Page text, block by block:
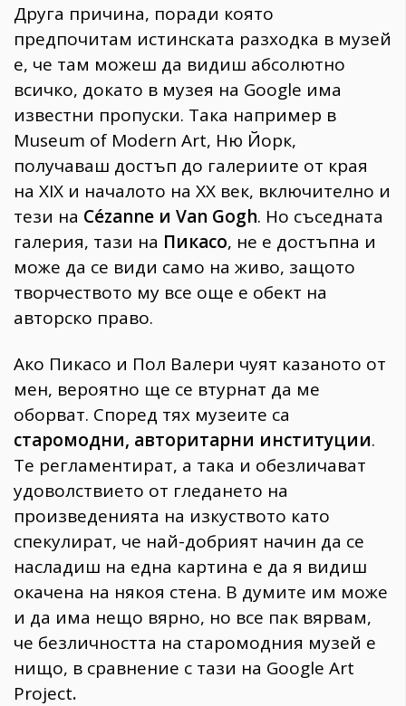
Друга причина, поради която
предпочитам истинската разходка в музей
е, че там можеш да видиш абсолютно
всичко, докато в музея на Google има
известни пропуски. Така например в
Museum of Modern Art, Ню Йорк,
получаваш достъп до галериите от края
на XIX и началото на XX век, включително и
тези на Cézanne и Van Gogh. Но съседната
галерия, тази на Пикасо, не е достъпна и
може да се види само на живо, защото
творчеството му все още е обект на
авторско право.
Ако Пикасо и Пол Валери чуят казаното от
мен, вероятно ще се втурнат да ме
оборват. Според тях музеите са
старомодни, авторитарни институции.
Те регламентират, а така и обезличават
удоволствието от гледането на
произведенията на изкуството като
спекулират, че най-добрият начин да се
насладиш на една картина е да я видиш
окачена на някоя стена. В думите им може
и да има нещо вярно, но все пак вярвам,
че безличността на старомодния музей е
нищо, в сравнение с тази на Google Art
Project.